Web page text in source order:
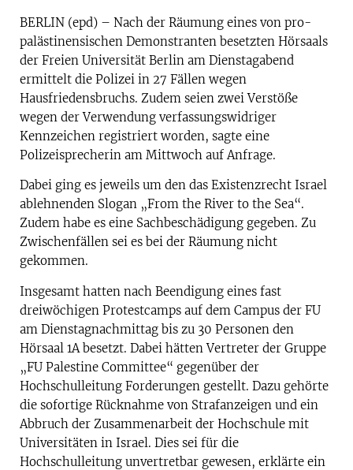
BERLIN (epd) – Nach der Räumung eines von pro-
palästinensischen Demonstranten besetzten Hörsaals
der Freien Universität Berlin am Dienstagabend
ermittelt die Polizei in 27 Fällen wegen
Hausfriedensbruchs. Zudem seien zwei Verstöße
wegen der Verwendung verfassungswidriger
Kennzeichen registriert worden, sagte eine
Polizeisprecherin am Mittwoch auf Anfrage.
Dabei ging es jeweils um den das Existenzrecht Israel
ablehnenden Slogan „From the River to the Sea“.
Zudem habe es eine Sachbeschädigung gegeben. Zu
Zwischenfällen sei es bei der Räumung nicht
gekommen.
Insgesamt hatten nach Beendigung eines fast
dreiwöchigen Protestcamps auf dem Campus der FU
am Dienstagnachmittag bis zu 30 Personen den
Hörsaal 1A besetzt. Dabei hätten Vertreter der Gruppe
„FU Palestine Committee“ gegenüber der
Hochschulleitung Forderungen gestellt. Dazu gehörte
die sofortige Rücknahme von Strafanzeigen und ein
Abbruch der Zusammenarbeit der Hochschule mit
Universitäten in Israel. Dies sei für die
Hochschulleitung unvertretbar gewesen, erklärte ein